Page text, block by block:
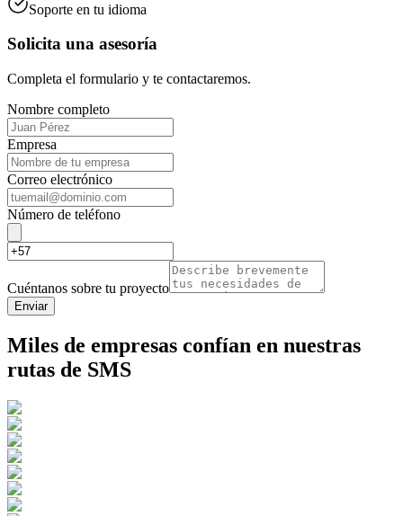
Soporte en tu idioma
Solicita una asesoría
Completa el formulario y te contactaremos.
Nombre completo
Empresa
Correo electrónico
Número de teléfono
Cuéntanos sobre tu proyecto
Enviar
Miles de empresas confían en nuestras
rutas de SMS